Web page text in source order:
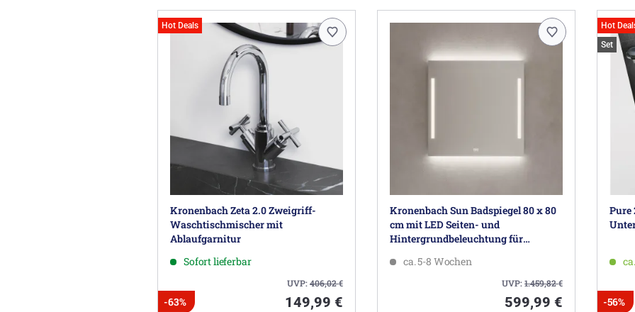
Hot Deals
Kronenbach Zeta 2.0 Zweigriff-
Waschtischmischer mit
Ablaufgarnitur
Sofort lieferbar
UVP:406,02€
-63% 149,99 €
Kronenbach Sun Badspiegel 80 x 80
cm mit LED Seiten- und
Hintergrundbeleuchtung für
ca. 5-8 Wochen
UVP:1.459,82€
599,99 €
Hot
Set
Pure
-56%